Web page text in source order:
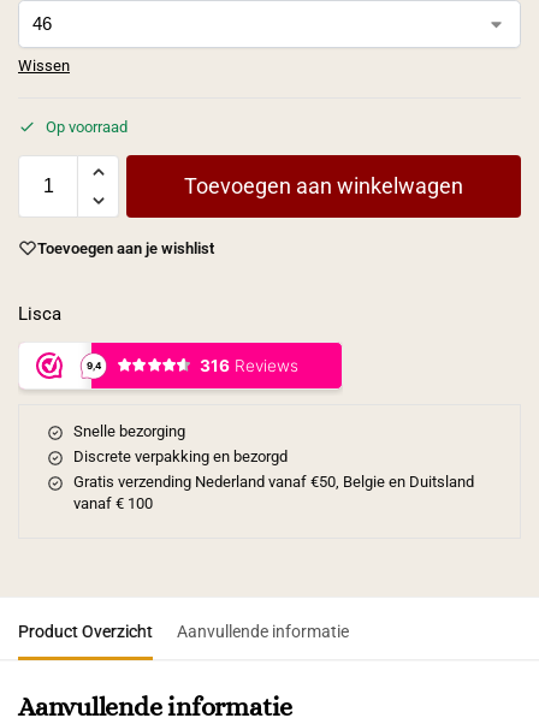
Wissen
Op voorraad
Toevoegen aan winkelwagen
Toevoegen aan je wishlist
Lisca
Snelle bezorging
Discrete verpakking en bezorgd
Gratis verzending Nederland vanaf €50, Belgie en Duitsland
vanaf € 100
Product Overzicht Aanvullende informatie
Aanvullende informatie